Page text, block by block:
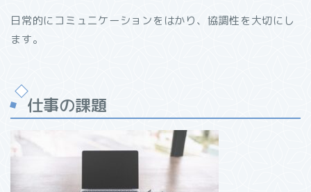
日常的にコミュニケーションをはかり、協調性を大切にし
ます。
仕事の課題